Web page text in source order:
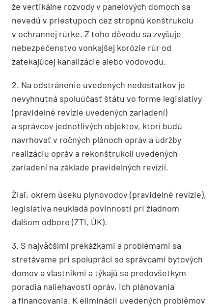
že vertikálne rozvody v panelových domoch sa
nevedú v priestupoch cez stropnú konštrukciu
v ochrannej rúrke. Z toho dôvodu sa zvyšuje
nebezpečenstvo vonkajšej korózie rúr od
zatekajúcej kanalizácie alebo vodovodu.
2. Na odstránenie uvedených nedostatkov je
nevyhnutná spoluúčasť štátu vo forme legislatívy
(pravidelné revízie uvedených zariadení)
a správcov jednotlivých objektov, ktorí budú
navrhovať v ročných plánoch opráv a údržby
realizáciu opráv a rekonštrukcií uvedených
zariadení na základe pravidelných revízií.
Žiaľ, okrem úseku plynovodov (pravidelné revízie),
legislatíva neukladá povinnosti pri žiadnom
ďalšom odbore (ZTI, ÚK).
3. S najväčšími prekážkami a problémami sa
stretávame pri spolupráci so správcami bytových
domov a vlastníkmi a týkajú sa predovšetkým
poradia naliehavosti opráv, ich plánovania
a financovania. K eliminácii uvedených problémov